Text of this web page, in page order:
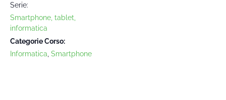
Serie:
Smartphone, tablet,
informatica
Categorie Corso:
Informatica Smartphone